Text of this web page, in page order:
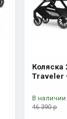
Коляска
Traveler
46 390 р
В наличии